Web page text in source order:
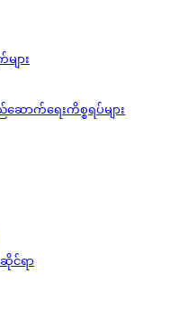
ျား
ာက်‌ရေးကိစ္စရပ်များ
င်ရာ